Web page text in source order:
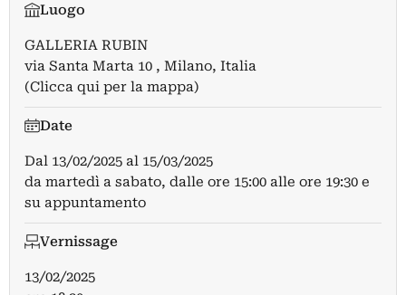
Luogo
GALLERIA RUBIN
via Santa Marta 10 , Milano, Italia
(Clicca qui per la mappa)
Date
Dal 13/02/2025 al 15/03/2025
da martedì a sabato, dalle ore 15:00 alle ore 19:30 e
su appuntamento
Vernissage
13/02/2025